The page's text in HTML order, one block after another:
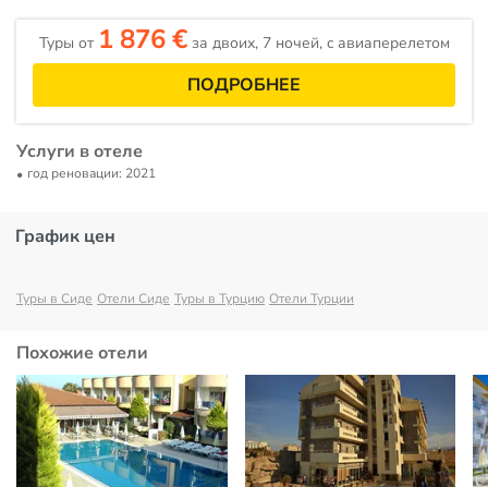
Туры от 1 876 €за двоих, 7 ночей, c авиаперелетом
ПОДРОБНЕЕ
Услуги в отеле
год реновации: 2021
График цен
Туры в Сиде Отели Сиде Туры в Турцию Отели Турции
Похожие отели